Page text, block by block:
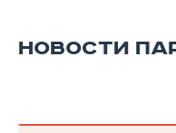
НОВОСТИ